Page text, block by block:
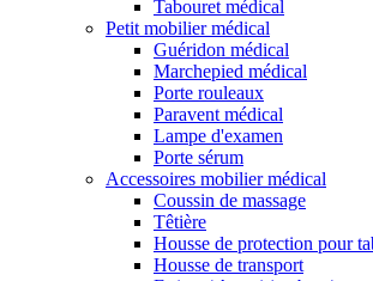
Tabouret médical
Petit mobilier médical
Guéridon médical
Marchepied médical
Porte rouleaux
Paravent médical
Lampe d'examen
Porte sérum
Accessoires mobilier médical
Coussin de massage
Têtière
Housse de protection pour
Housse de transport